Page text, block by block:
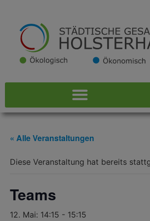
« Alle Veranstaltungen
Diese Veranstaltung hat bereits
Teams
12. Mai: 14:15 - 15:15